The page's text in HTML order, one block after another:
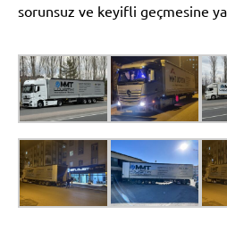
sorunsuz ve keyifli geçmesine